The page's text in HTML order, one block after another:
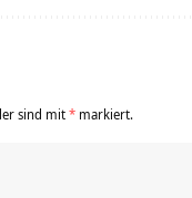
sind mit* markiert.